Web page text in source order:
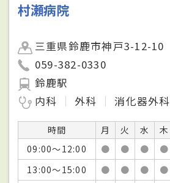
村瀬病院
三重県鈴鹿市神戸3-12-10
059-382-0330
鈴鹿駅
内科
外科 消化器外科
時間 月 火 水 木
09:00～12:00
● ● ● ●
13:00～15:00
● ● ● ●